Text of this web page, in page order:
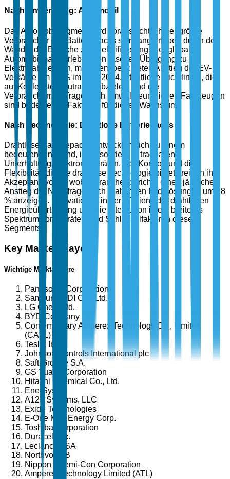
Nach Anwendung: Automobil
Das Automobilsegment wird voraussichtlich der größte
Verbraucher von Batteriepacks sein, angetrieben durch den
Wandel der Branche zur Elektrifizierung. Der globale
Automobilmarkt erlebt einen raschen Übergang zu
Elektrofahrzeugen, mit einem berichteten Anstieg der EV-
Verkäufe um 40 % im Jahr 2024. Staatliche Richtlinien, die
auf Kohlenstoffneutralität abzielen, und die
Verbrauchernachfrage nach umweltfreundlichen Fahrzeugen
sind bedeutende Faktoren für dieses Wachstum.
Nach Technologie: Drahtlose Batteriepacks
Drahtlose Batteriepacks entwickeln sich zu einem
bedeutenden Trend, insbesondere in tragbaren
Unterhaltungselektronikgeräten. Der Komfort und die
Flexibilität, die die drahtlose Technologie bietet, treiben ihre
Akzeptanz voran, wobei Branchenberichte einen jährlichen
Anstieg der Nachfrage nach drahtlosen Ladelösungen um 28
% anzeigen. Innovationen in der Effizienz der drahtlosen
Energieübertragung und die Integration in ein breiteres
Spektrum von Geräten sind Schlüsselfaktoren dieses
Segments.
Key Market Players
Wichtige Marktakteure
Panasonic Corporation
Samsung SDI Co., Ltd.
LG Chem Ltd.
BYD Company Ltd.
Contemporary Amperex Technology Co., Limited
(CATL)
Tesla, Inc.
Johnson Controls International plc
Saft Groupe S.A.
GS Yuasa Corporation
Hitachi Chemical Co., Ltd.
EnerSys
A123 Systems, LLC
Exide Technologies
E-One Moli Energy Corp.
Toshiba Corporation
Duracell Inc.
Leclanché SA
Northvolt AB
Nippon Chemi-Con Corporation
Amperex Technology Limited (ATL)